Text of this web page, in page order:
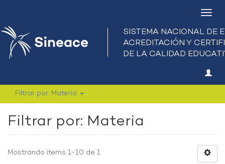
Filtrar por: Materia
Filtrar por: Materia
Mostrando ítems 1-10 de 1